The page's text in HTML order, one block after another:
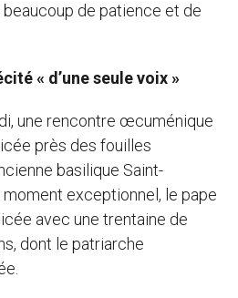
de patience et de
« d’une seule voix »
une rencontre œcuménique
près des fouilles
basilique Saint-
exceptionnel, le pape
avec une trentaine de
dont le patriarche